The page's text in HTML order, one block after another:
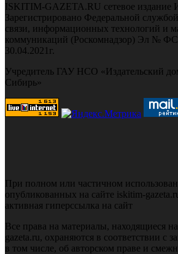
ISKITIM-GAZETA.RU сетевое издание
Зарегистрировано Федеральной
связи, информационных технологий и
коммуникаций (Роскомнадзор) Эл №
30.04.2021г.
Учредитель ГАУ НСО «Издательский
Сибирь»
При полном или частичном
опубликованных на сайте iskitim-
активная гиперссылка на сайт
Все права на материалы, находящиеся
gazeta.ru, охраняются в соответствии с
в том числе, об авторском праве и